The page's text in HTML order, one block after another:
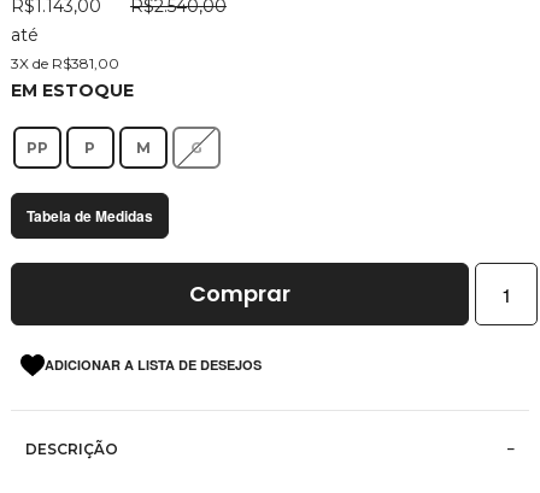
R$1.143,00
R$2.540,00
até
3X de R$381,00
EM ESTOQUE
PP P M G
Tabela de Medidas
Comprar
ADICIONAR A LISTA DE DESEJOS
DESCRIÇÃO
imagens